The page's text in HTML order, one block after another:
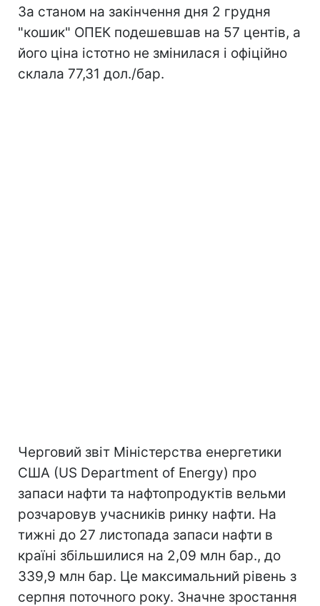
За станом на закінчення дня 2 грудня
"кошик" ОПЕК подешевшав на 57 центів, а
його ціна істотно не змінилася і офіційно
склала 77,31 дол./бар.
Черговий звіт Міністерства енергетики
США (US Department of Energy) про
запаси нафти та нафтопродуктів вельми
розчаровув учасників ринку нафти. На
тижні до 27 листопада запаси нафти в
країні збільшилися на 2,09 млн бар., до
339,9 млн бар. Це максимальний рівень з
серпня поточного року. Значне зростання